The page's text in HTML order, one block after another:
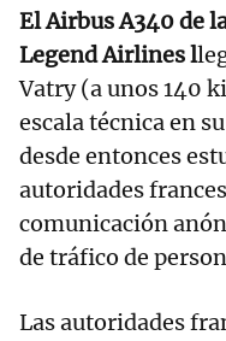
El Airbus A340 de
Legend Airlines l
Vatry (a unos 140
escala técnica en
desde entonces
autoridades
comunicación
de tráfico de
Las autoridades